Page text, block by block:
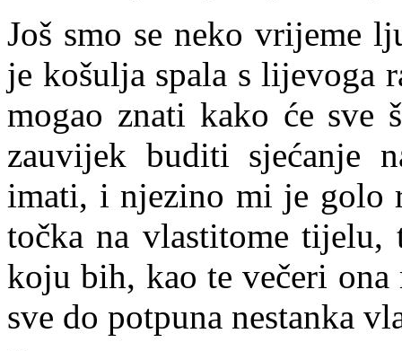
Još smo se neko vrijeme
je košulja spala s lijevoga
mogao znati kako će sve
zauvijek buditi sjećanje
imati, i njezino mi je golo
točka na vlastitome tijelu,
koju bih, kao te večeri
sve do potpuna nestanka